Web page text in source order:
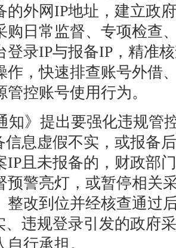
的外网IP地址，建立政
购日常监督、专项检查
登录IP与报备IP，精准
作，快速排查账号外借
控账号使用行为。
知》提出要强化违规管
信息虚假不实，或报备
IP且未报备的，财政部
预警亮灯，或暂停相关
整改到位并经核查通过
、违规登录引发的政府
行承担。